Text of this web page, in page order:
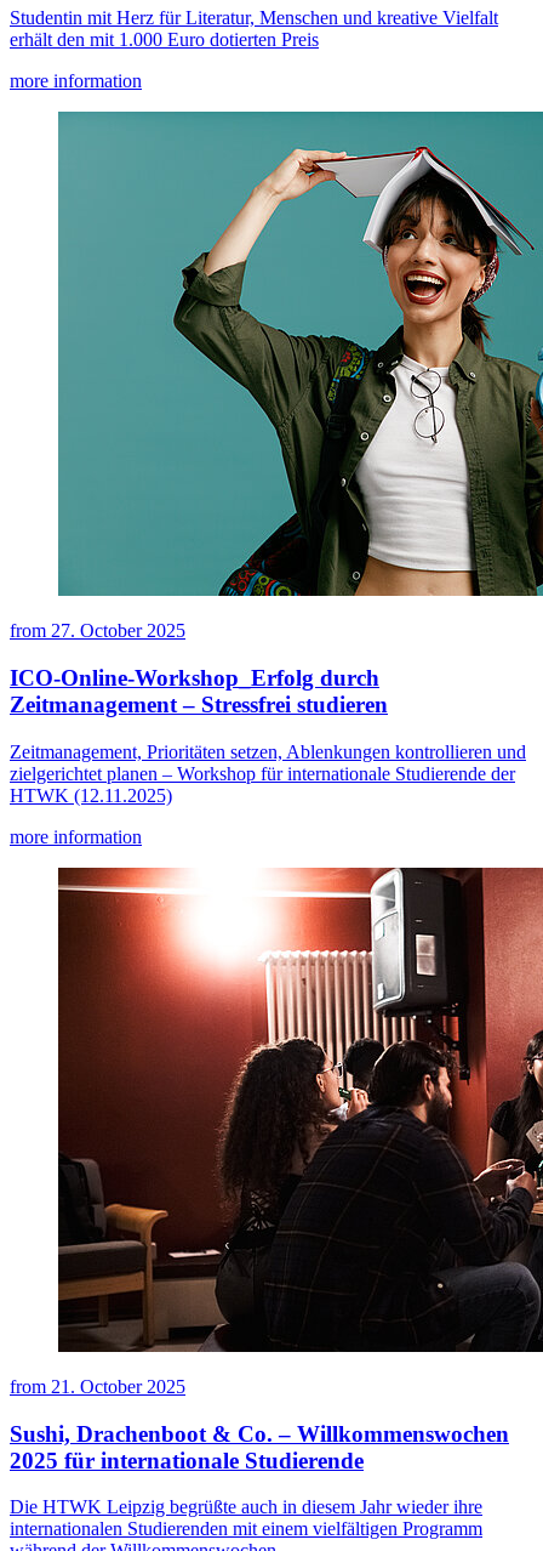
Studentin mit Herz für Literatur, Menschen und kreative Vielfalt
erhält den mit 1.000 Euro dotierten Preis
more information
from 27. October 2025
ICO-Online-Workshop_Erfolg durch
Zeitmanagement – Stressfrei studieren
Zeitmanagement, Prioritäten setzen, Ablenkungen kontrollieren und
zielgerichtet planen – Workshop für internationale Studierende der
HTWK (12.11.2025)
more information
from 21. October 2025
Sushi, Drachenboot & Co. – Willkommenswochen
2025 für internationale Studierende
Die HTWK Leipzig begrüßte auch in diesem Jahr wieder ihre
internationalen Studierenden mit einem vielfältigen Programm